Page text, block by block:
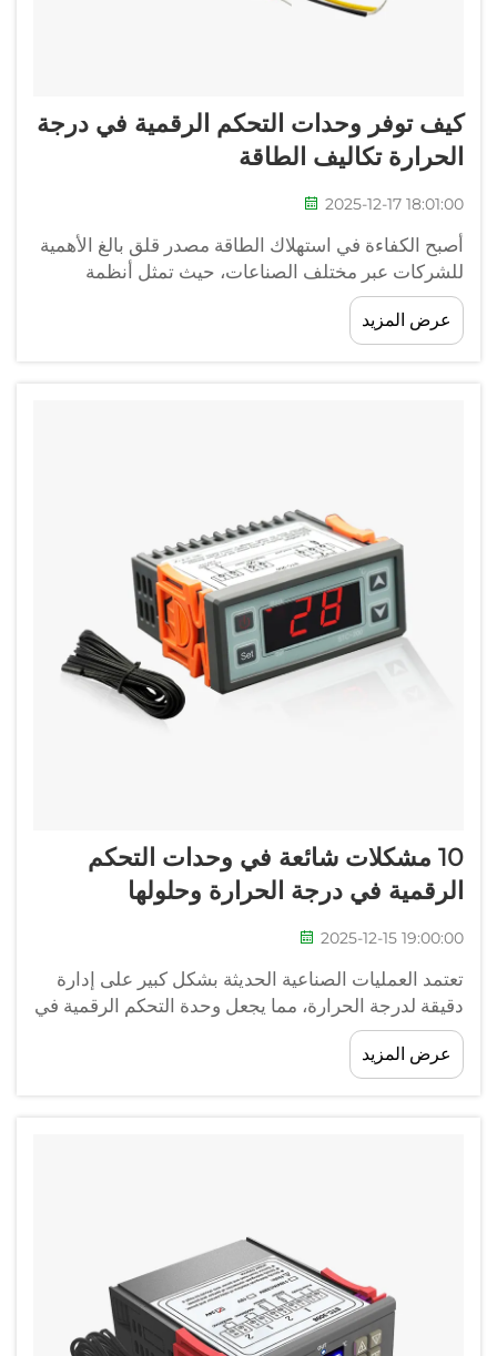
كيف توفر وحدات التحكم الرقمية في درجة
الحرارة تكاليف الطاقة
2025-12-17 18:01:00
أصبح الكفاءة في استهلاك الطاقة مصدر قلق بالغ الأهمية
للشركات عبر مختلف الصناعات، حيث تمثل أنظمة
التحكم في درجة الحرارة إحدى أكبر الفرص لتقليل
التكاليف. تعتمد المرافق الحديثة اعتمادًا كبيرًا على إدارة
المناخ بدقة، لكن الأنظمة اليدوية غالبًا ما تكون غير فعّالة
عرض المزيد
10 مشكلات شائعة في وحدات التحكم
الرقمية في درجة الحرارة وحلولها
2025-12-15 19:00:00
تعتمد العمليات الصناعية الحديثة بشكل كبير على إدارة
دقيقة لدرجة الحرارة، مما يجعل وحدة التحكم الرقمية في
درجة الحرارة مكونًا لا غنى عنه في مجالات التصنيع
وتكييف الهواء والتدفئة والتهوية ومعالجة الأغذية والبيئات
المخبرية. تراقب هذه الأجهزة المتطورة درجات الحرارة
عرض المزيد